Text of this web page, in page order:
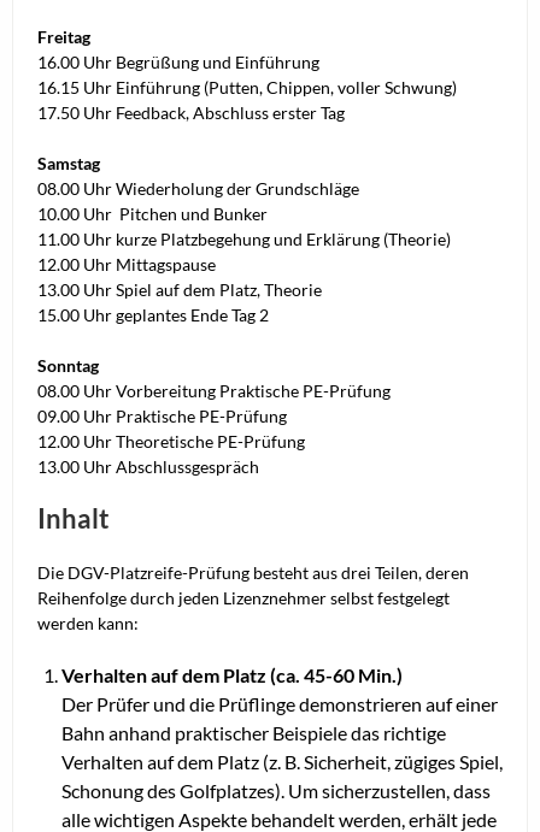
Freitag
16.00 Uhr Begrüßung und Einführung
16.15 Uhr Einführung (Putten, Chippen, voller Schwung)
17.50 Uhr Feedback, Abschluss erster Tag
Samstag
08.00 Uhr Wiederholung der Grundschläge
10.00 Uhr Pitchen und Bunker
11.00 Uhr kurze Platzbegehung und Erklärung (Theorie)
12.00 Uhr Mittagspause
13.00 Uhr Spiel auf dem Platz, Theorie
15.00 Uhr geplantes Ende Tag 2
Sonntag
08.00 Uhr Vorbereitung Praktische PE-Prüfung
09.00 Uhr Praktische PE-Prüfung
12.00 Uhr Theoretische PE-Prüfung
13.00 Uhr Abschlussgespräch
Inhalt
Die DGV-Platzreife-Prüfung besteht aus drei Teilen, deren
Reihenfolge durch jeden Lizenznehmer selbst festgelegt
werden kann:
Verhalten auf dem Platz (ca. 45-60 Min.)
Der Prüfer und die Prüflinge demonstrieren auf einer
Bahn anhand praktischer Beispiele das richtige
Verhalten auf dem Platz (z. B. Sicherheit, zügiges Spiel,
Schonung des Golfplatzes). Um sicherzustellen, dass
alle wichtigen Aspekte behandelt werden, erhält jede